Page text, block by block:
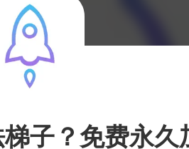
子？免费永久